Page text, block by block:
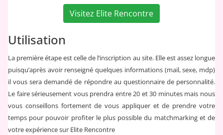
Visitez Elite Rencontre
Utilisation
La première étape est celle de l’inscription au site. Elle est assez longue
puisqu’après avoir renseigné quelques informations (mail, sexe, mdp)
il vous sera demandé de répondre au questionnaire de personnalité.
Le faire sérieusement vous prendra entre 20 et 30 minutes mais nous
vous conseillons fortement de vous appliquer et de prendre votre
temps pour pouvoir profiter le plus possible du matchmarking et de
votre expérience sur Elite Rencontre